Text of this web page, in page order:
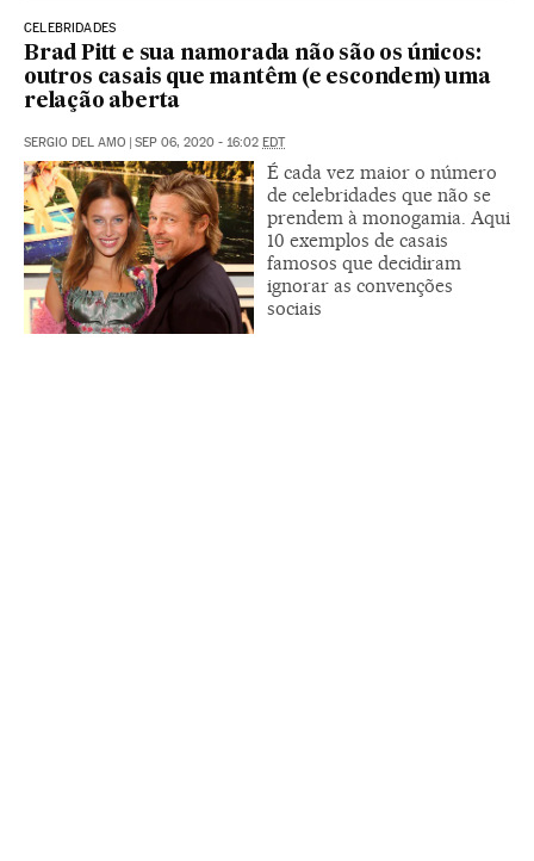
CELEBRIDADES
Brad Pitt e sua namorada não são os únicos:
outros casais que mantêm (e escondem) uma
relação aberta
SERGIO DEL AMO | SEP 06, 2020 - 16:02 EDT
É cada vez maior o número
de celebridades que não se
prendem à monogamia. Aqui
10 exemplos de casais
famosos que decidiram
ignorar as convenções
sociais